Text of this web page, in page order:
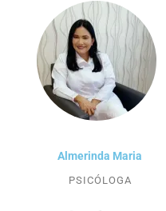
Almerinda Maria
PSICÓLOGA